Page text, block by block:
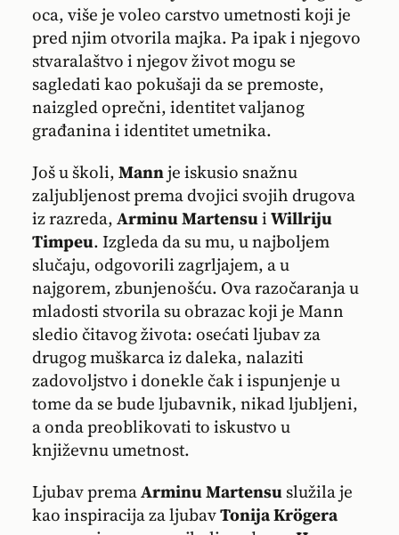
oca, više je voleo carstvo umetnosti koji je
pred njim otvorila majka. Pa ipak i njegovo
stvaralaštvo i njegov život mogu se
sagledati kao pokušaji da se premoste,
naizgled oprečni, identitet valjanog
građanina i identitet umetnika.
Još u školi,Mannje iskusio snažnu
zaljubljenost prema dvojici svojih drugova
iz razreda,Arminu MartensuiWillriju
Timpeu. Izgleda da su mu, u najboljem
slučaju, odgovorili zagrljajem, a u
najgorem, zbunjenošću. Ova razočaranja u
mladosti stvorila su obrazac koji je Mann
sledio čitavog života: osećati ljubav za
drugog muškarca iz daleka, nalaziti
zadovoljstvo i donekle čak i ispunjenje u
tome da se bude ljubavnik, nikad ljubljeni,
a onda preoblikovati to iskustvo u
književnu umetnost.
Ljubav premaArminu Martensuslužila je
kao inspiracija za ljubavTonija Krögera